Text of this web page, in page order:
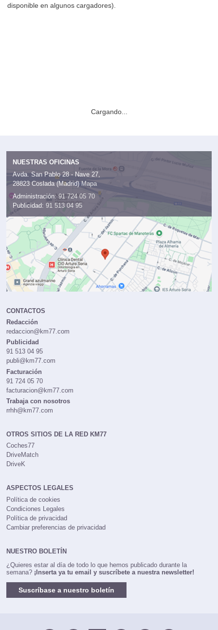
disponible en algunos cargadores).
Cargando...
NUESTRAS OFICINAS
Avda. San Pablo 28 - Nave 27,
28823 Coslada (Madrid) Mapa
Administración: 91 724 05 70
Publicidad: 91 513 04 95
CONTACTOS
Redacción
redaccion@km77.com
Publicidad
91 513 04 95
publi@km77.com
Facturación
91 724 05 70
facturacion@km77.com
Trabaja con nosotros
rrhh@km77.com
OTROS SITIOS DE LA RED KM77
Coches77
DriveMatch
DriveK
ASPECTOS LEGALES
Política de cookies
Condiciones Legales
Política de privacidad
Cambiar preferencias de privacidad
NUESTRO BOLETÍN
¿Quieres estar al día de todo lo que hemos publicado durante la
semana? ¡Inserta ya tu email y suscríbete a nuestra newsletter!
Suscríbase a nuestro boletín